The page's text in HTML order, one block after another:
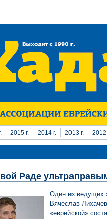
2015 г. 2014 г. 2013 г. 2012
Раде
Один из ведущих
Вячеслав
«еврейской»